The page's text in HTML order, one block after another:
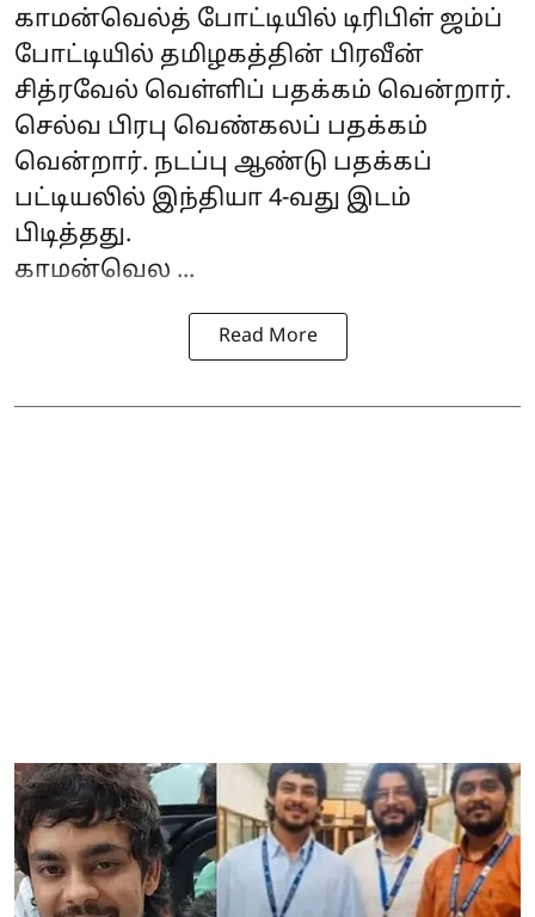
காமன்வெல்த் போட்டியில் டிரிபிள் ஜம்ப்
போட்டியில் தமிழகத்தின் பிரவீன்
சித்ரவேல் வெள்ளிப் பதக்கம் வென்றார்.
செல்வ பிரபு வெண்கலப் பதக்கம்
வென்றார். நடப்பு ஆண்டு பதக்கப்
பட்டியலில் இந்தியா 4-வது இடம்
பிடித்தது.
காமன்வெல ...
Read More